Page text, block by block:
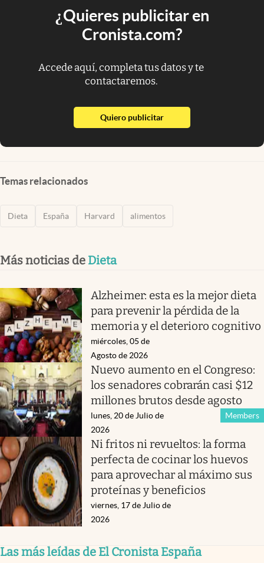
¿Quieres publicitar en
Cronista.com?
Accede aquí, completa tus datos y te
contactaremos.
Quiero publicitarabre en nueva pestaña
Temas relacionados
Dieta España Harvard alimentos
Más noticias de Dieta
Alzheimer: esta es la mejor dieta
para prevenir la pérdida de la
memoria y el deterioro cognitivo
miércoles, 05 de
Agosto de 2026
Nuevo aumento en el Congreso:
los senadores cobrarán casi $12
millones brutos desde agosto
Members
lunes, 20 de Julio de
2026
Ni fritos ni revueltos: la forma
perfecta de cocinar los huevos
para aprovechar al máximo sus
proteínas y beneficios
viernes, 17 de Julio de
2026
Las más leídas de El Cronista España